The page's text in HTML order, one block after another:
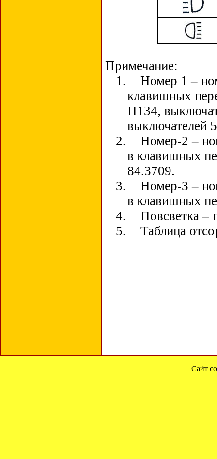
Примечание:
1.
Номер 1 –
клавишных
П134,
выключателей
2.
Номер-2 –
в клавишных
84.3709.
3.
Номер-3 –
в клавишных
4.
Повсветка –
5.
Таблица
Сайт